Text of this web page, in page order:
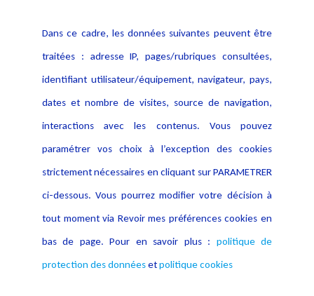
Dans ce cadre, les données suivantes peuvent être
traitées : adresse IP, pages/rubriques consultées,
identifiant utilisateur/équipement, navigateur, pays,
dates et nombre de visites, source de navigation,
interactions avec les contenus. Vous pouvez
paramétrer vos choix à l’exception des cookies
strictement nécessaires en cliquant sur PARAMETRER
ci-dessous. Vous pourrez modifier votre décision à
tout moment via Revoir mes préférences cookies en
bas de page. Pour en savoir plus : politique de
protection des donnéesetpolitique cookies